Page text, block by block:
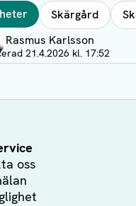
Skärgård
Rasmus Karlsson
21.4.2026 kl. 17:52
oss